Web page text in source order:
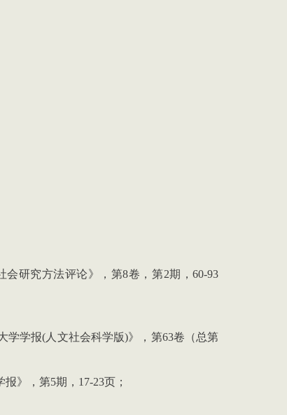
会研究方法评论》，第8卷，第2期，60-93
学学报( 人文社会科学版)》，第63卷（总第
报》，第5期， 17-23页；